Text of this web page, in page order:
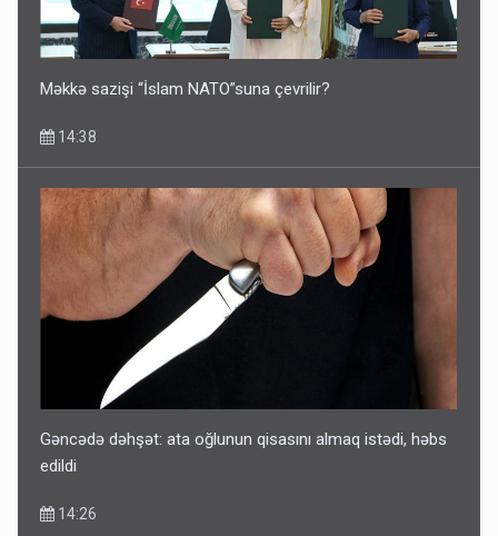
Məkkə sazişi “İslam NATO”suna çevrilir?
14:38
Gəncədə dəhşət: ata oğlunun qisasını almaq istədi, həbs
edildi
14:26